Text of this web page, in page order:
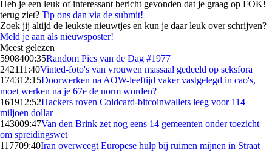
Heb je een leuk of interessant bericht gevonden dat je graag op FOK!
terug ziet? Tip ons dan via de submit!
Zoek jij altijd de leukste nieuwtjes en kun je daar leuk over schrijven?
Meld je aan als nieuwsposter!
Meest gelezen
5908400:35Random Pics van de Dag #1977
242111:40Vinted-foto's van vrouwen massaal gedeeld op seksfora
174312:15Doorwerken na AOW-leeftijd vaker vastgelegd in cao's,
moet werken na je 67e de norm worden?
161912:52Hackers roven Coldcard-bitcoinwallets leeg voor 114
miljoen dollar
143009:47Van den Brink zet nog eens 14 gemeenten onder toezicht
om spreidingswet
117709:40Iran overweegt Europese hulp bij ruimen mijnen in Straat